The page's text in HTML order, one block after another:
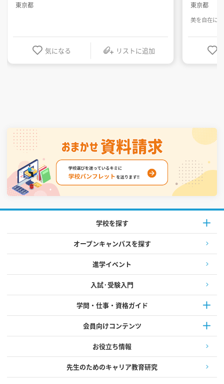
東京都
気になる リストに追加
東京都
美を自在に
学校を探す
オープンキャンパスを探す
進学イベント
入試·受験入門
学問・仕事・資格ガイド
会員向けコンテンツ
お役立ち情報
先生のためのキャリア教育研究